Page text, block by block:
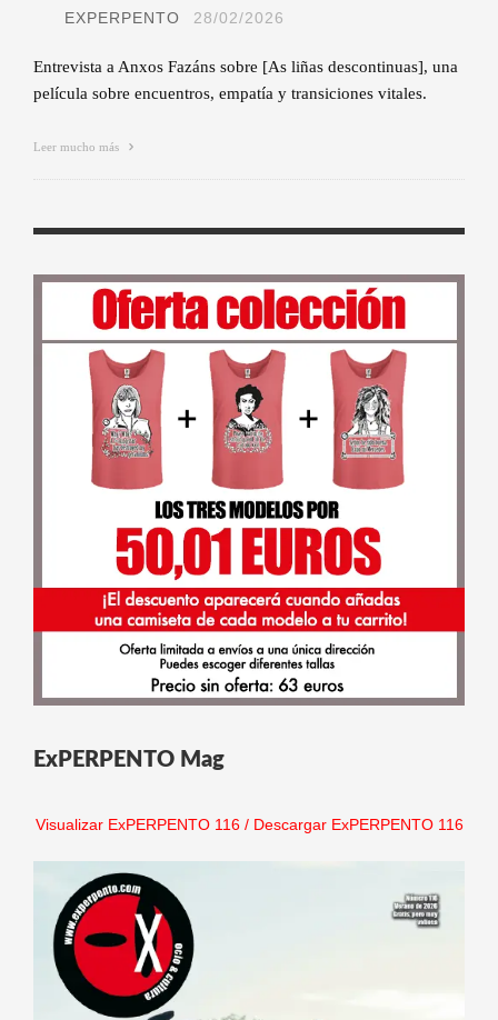
EXPERPENTO 28/02/2026
Entrevista a Anxos Fazáns sobre [As liñas descontinuas], una
película sobre encuentros, empatía y transiciones vitales.
Leer mucho más
ExPERPENTO Mag
Visualizar ExPERPENTO 116/ Descargar ExPERPENTO 116